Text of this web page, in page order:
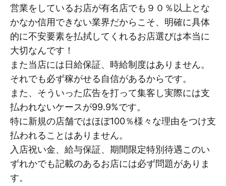
営業をしているお店が有名店でも９０％以上とな
かなか信用できない業界だからこそ、明確に具体
的に不安要素を払拭してくれるお店選びは本当に
大切なんです！
また当店には日給保証、時給制度はありません。
それでも必ず稼がせる自信があるからです。
また、そういった広告を打って集客し実際には支
払われないケースが99.9%です。
特に新規の店舗ではほぼ100％様々な理由をつけ支
払われることはありません。
入店祝い金、給与保証、期間限定特別待遇このい
ずれかでも記載のあるお店には必ず問題がありま
す。